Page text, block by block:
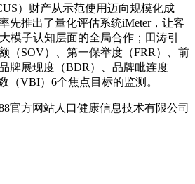
）财产从示范使用迈向规模化成
先推出了量化评估系统iMeter，让客
模子认知层面的全局合作；田涛引
（SOV）、第一保举度（FRR）、前
牌展现度（BDR）、品牌毗连度
（VBI）6个焦点目标的监测。
官方网站人口健康信息技术有限公司